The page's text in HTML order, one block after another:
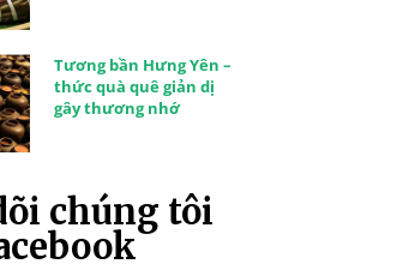
Tương bần Hưng Yên –
thức quà quê giản dị
gây thương nhớ
chúng tôi